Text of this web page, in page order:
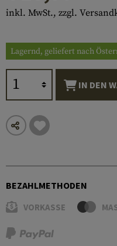
inkl. MwSt., zzgl.
Lagernd, geliefert nach
IN DEN
BEZAHLMETHODEN
VORKASSE